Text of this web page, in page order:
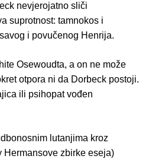
nevjerojatno sliči
suprotnost: tamnokos i
i povučenog Henrija.
Osewoudta, a on ne može
otpora ni da Dorbeck postoji.
ili psihopat vođen
lutanjima kroz
Hermansove zbirke eseja)